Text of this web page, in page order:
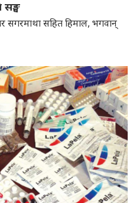
सङ्घ
सगरमाथा सहित हिमाल, भगवान्